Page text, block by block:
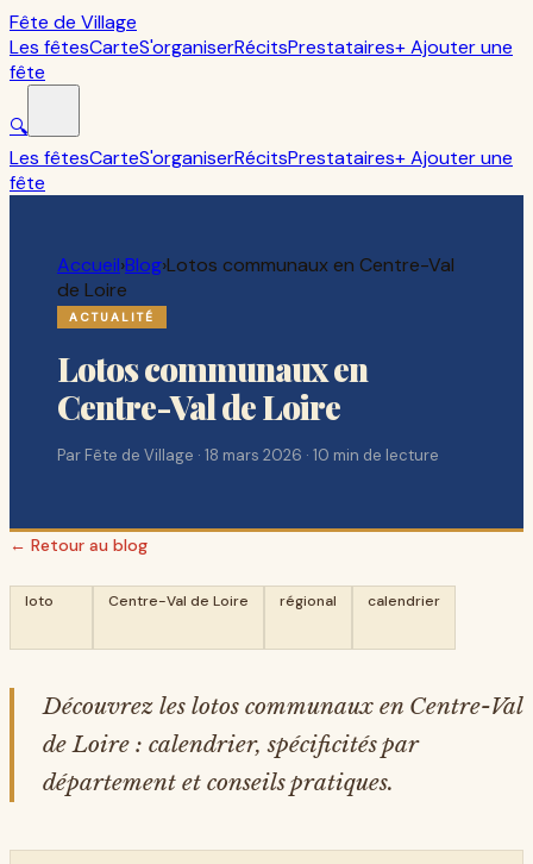
Fête de Village
Les fêtesCarteS'organiserRécitsPrestataires+ Ajouter une
fête
🔍
Les fêtesCarteS'organiserRécitsPrestataires+ Ajouter une
fête
Accueil›Blog›Lotos communaux en Centre-Val
de Loire
ACTUALITÉ
Lotos communaux en
Centre-Val de Loire
Par Fête de Village · 18 mars 2026 · 10 min de lecture
← Retour au blog
loto Centre-Val de Loire régional calendrier
Découvrez les lotos communaux en Centre-Val
de Loire : calendrier, spécificités par
département et conseils pratiques.